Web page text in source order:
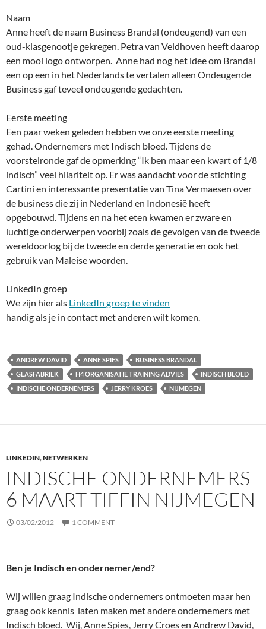
Naam
Anne heeft de naam Business Brandal (ondeugend) van een
oud-klasgenootje gekregen. Petra van Veldhoven heeft daarop
een mooi logo ontworpen. Anne had nog het idee om Brandal
een op een in het Nederlands te vertalen alleen Ondeugende
Business gaf teveel ondeugende gedachten.
Eerste meeting
Een paar weken geleden hebben we onze eerste meeting
gehad. Ondernemers met Indisch bloed. Tijdens de
voorstelronde gaf de opmerking “Ik ben maar een kwart of 1/8
indisch” veel hilariteit op. Er was aandacht voor de stichting
Cartini en interessante presentatie van Tina Vermaesen over
de business die zij in Nederland en Indonesië heeft
opgebouwd. Tijdens en na het eten kwamen er zware en
luchtige onderwerpen voorbij zoals de gevolgen van de tweede
wereldoorlog bij de tweede en derde generatie en ook het
gebruik van Maleise woorden.
LinkedIn groep
We zijn hier als LinkedIn groep te vinden
handig als je in contact met anderen wilt komen.
ANDREW DAVID ANNE SPIES
BUSINESS BRANDAL
GLASFABRIEK
H4 ORGANISATIE TRAINING ADVIES
INDISCH BLOED
INDISCHE ONDERNEMERS
JERRY KROES NIJMEGEN
LINKEDIN,NETWERKEN
INDISCHE ONDERNEMERS
6 MAART TIFFIN NIJMEGEN
03/02/2012 1 COMMENT
Ben je Indisch en ondernemer/end?
Wij willen graag Indische ondernemers ontmoeten maar hen
graag ook kennis laten maken met andere ondernemers met
Indisch bloed. Wij, Anne Spies, Jerry Croes en Andrew David,